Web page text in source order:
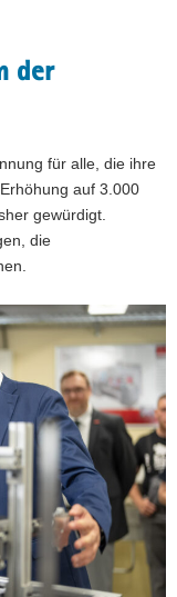
der
für alle, die ihre
auf 3.000
gewürdigt.
die